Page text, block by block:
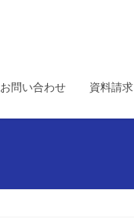
お問い合わせ 資料請求